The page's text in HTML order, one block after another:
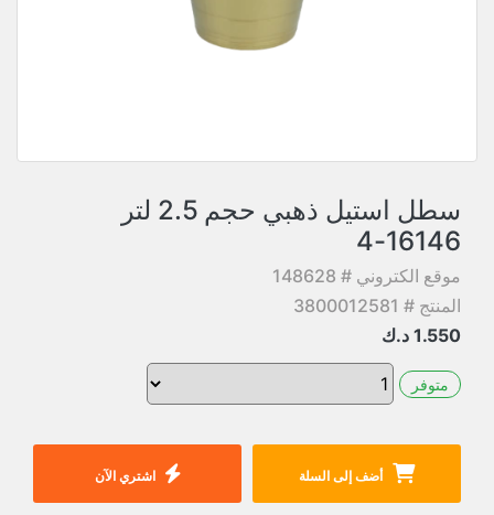
سطل استيل ذهبي حجم 2.5 لتر
16146-4
موقع الكتروني # 148628
المنتج # 3800012581
1.550 د.ك
متوفر
أضف إلى السلة اشتري الآن